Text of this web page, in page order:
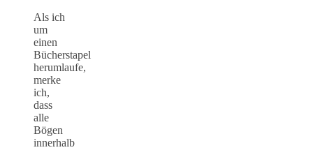
Als ich
um
einen
Bücherstapel
herumlaufe,
merke
ich,
dass
alle
Bögen
innerhalb